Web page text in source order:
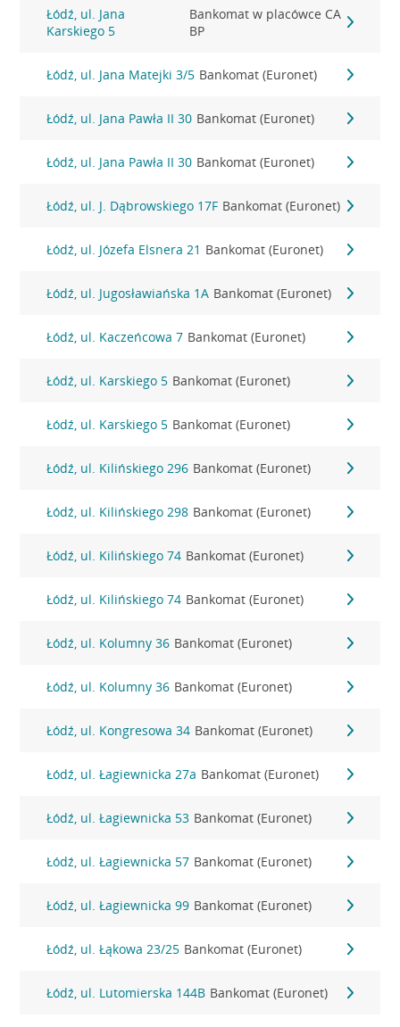
Łódź, ul. Jana
Karskiego 5
Bankomat w placówce CA
BP
Łódź, ul. Jana Matejki 3/5 Bankomat (Euronet)
Łódź, ul. Jana Pawła II 30 Bankomat (Euronet)
Łódź, ul. Jana Pawła II 30 Bankomat (Euronet)
Łódź, ul. J. Dąbrowskiego 17F Bankomat (Euronet)
Łódź, ul. Józefa Elsnera 21 Bankomat (Euronet)
Łódź, ul. Jugosławiańska 1A Bankomat (Euronet)
Łódź, ul. Kaczeńcowa 7 Bankomat (Euronet)
Łódź, ul. Karskiego 5 Bankomat (Euronet)
Łódź, ul. Karskiego 5 Bankomat (Euronet)
Łódź, ul. Kilińskiego 296 Bankomat (Euronet)
Łódź, ul. Kilińskiego 298 Bankomat (Euronet)
Łódź, ul. Kilińskiego 74 Bankomat (Euronet)
Łódź, ul. Kilińskiego 74 Bankomat (Euronet)
Łódź, ul. Kolumny 36 Bankomat (Euronet)
Łódź, ul. Kolumny 36 Bankomat (Euronet)
Łódź, ul. Kongresowa 34 Bankomat (Euronet)
Łódź, ul. Łagiewnicka 27a Bankomat (Euronet)
Łódź, ul. Łagiewnicka 53 Bankomat (Euronet)
Łódź, ul. Łagiewnicka 57 Bankomat (Euronet)
Łódź, ul. Łagiewnicka 99 Bankomat (Euronet)
Łódź, ul. Łąkowa 23/25 Bankomat (Euronet)
Łódź, ul. Lutomierska 144B Bankomat (Euronet)